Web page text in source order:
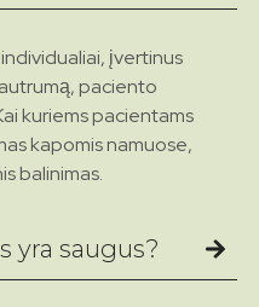
įvertinus
paciento
kuriems pacientams
kapomis namuose,
balinimas.
yra saugus?